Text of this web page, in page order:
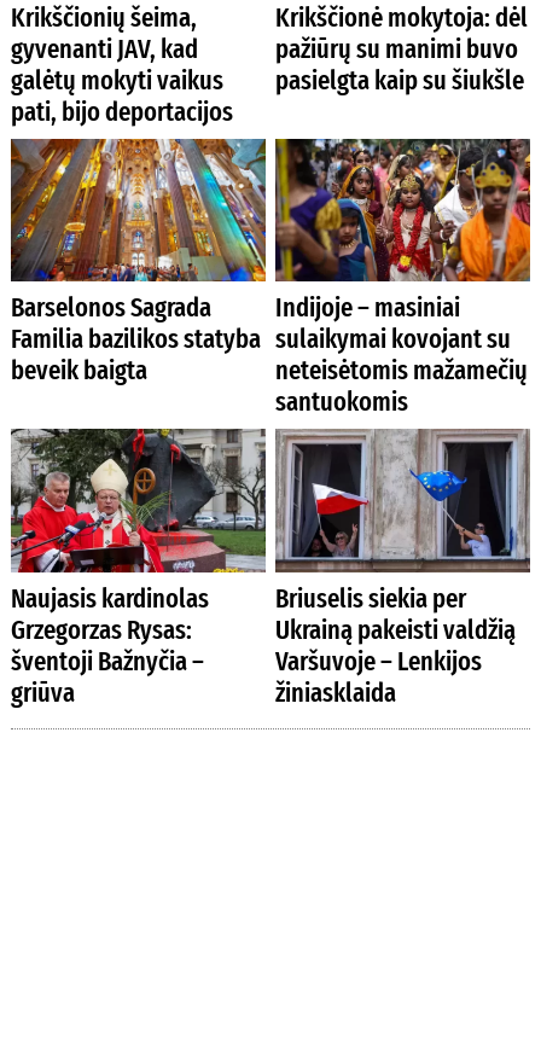
Krikščionių šeima,
gyvenanti JAV, kad
galėtų mokyti vaikus
pati, bijo deportacijos
Krikščionė mokytoja: dėl
pažiūrų su manimi buvo
pasielgta kaip su šiukšle
Barselonos Sagrada
Familia bazilikos statyba
beveik baigta
Indijoje – masiniai
sulaikymai kovojant su
neteisėtomis mažamečių
santuokomis
Naujasis kardinolas
Grzegorzas Rysas:
šventoji Bažnyčia –
griūva
Briuselis siekia per
Ukrainą pakeisti valdžią
Varšuvoje – Lenkijos
žiniasklaida